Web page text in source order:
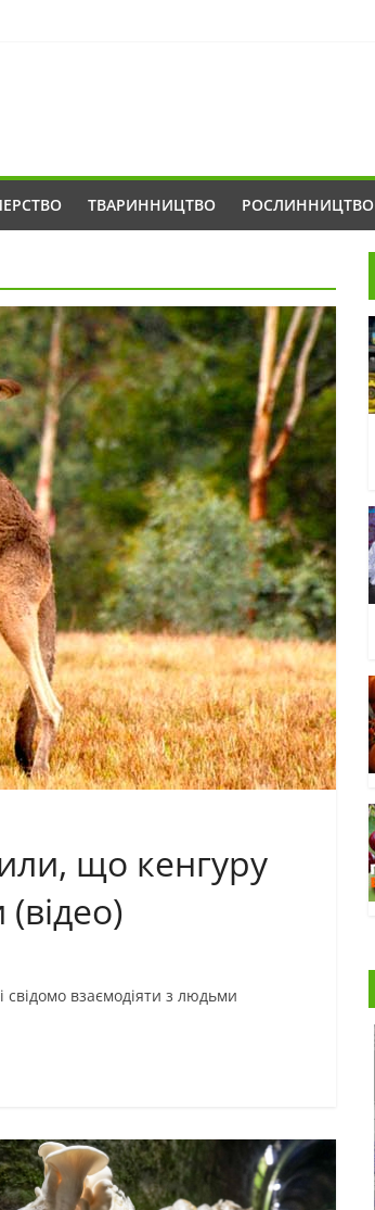
ТВАРИННИЦТВО РОСЛИННИЦТВО
що кенгуру
свідомо взаємодіяти з людьми